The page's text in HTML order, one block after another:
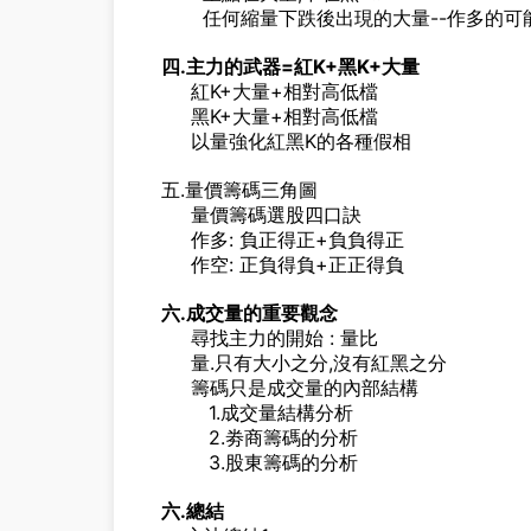
任何縮量下跌後出現的大量--作多的可
四.主力的武器=紅K+黑K+大量
紅K+大量+相對高低檔
黑K+大量+相對高低檔
以量強化紅黑K的各種假相
五.量價籌碼三角圖
量價籌碼選股四口訣
作多: 負正得正+負負得正
作空: 正負得負+正正得負
六.成交量的重要觀念
尋找主力的開始 : 量比
量.只有大小之分,沒有紅黑之分
籌碼只是成交量的內部結構
1.成交量結構分析
2.劵商籌碼的分析
3.股東籌碼的分析
六.總結